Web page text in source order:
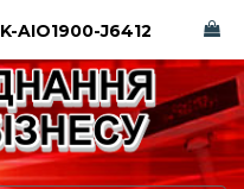
AIO1900-J6412